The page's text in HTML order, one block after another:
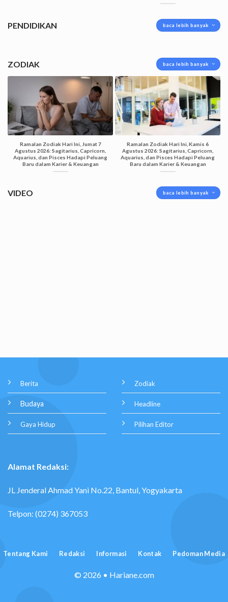
PENDIDIKAN baca lebih banyak
ZODIAK baca lebih banyak
Ramalan Zodiak Hari Ini, Jumat 7
Agustus 2026: Sagitarius, Capricorn,
Aquarius, dan Pisces Hadapi Peluang
Baru dalam Karier & Keuangan
Ramalan Zodiak Hari Ini, Kamis 6
Agustus 2026: Sagitarius, Capricorn,
Aquarius, dan Pisces Hadapi Peluang
Baru dalam Karier & Keuangan
VIDEO baca lebih banyak
Berita
Budaya
Gaya Hidup
Zodiak
Headline
Pilihan Editor
Alamat Redaksi:
JL Jenderal Ahmad Yani No.22, Bantul, Yogyakarta
Telpon: (0274) 367053
Tentang Kami Redaksi Informasi Kontak Pedoman Media
© 2026 • Hariane.com